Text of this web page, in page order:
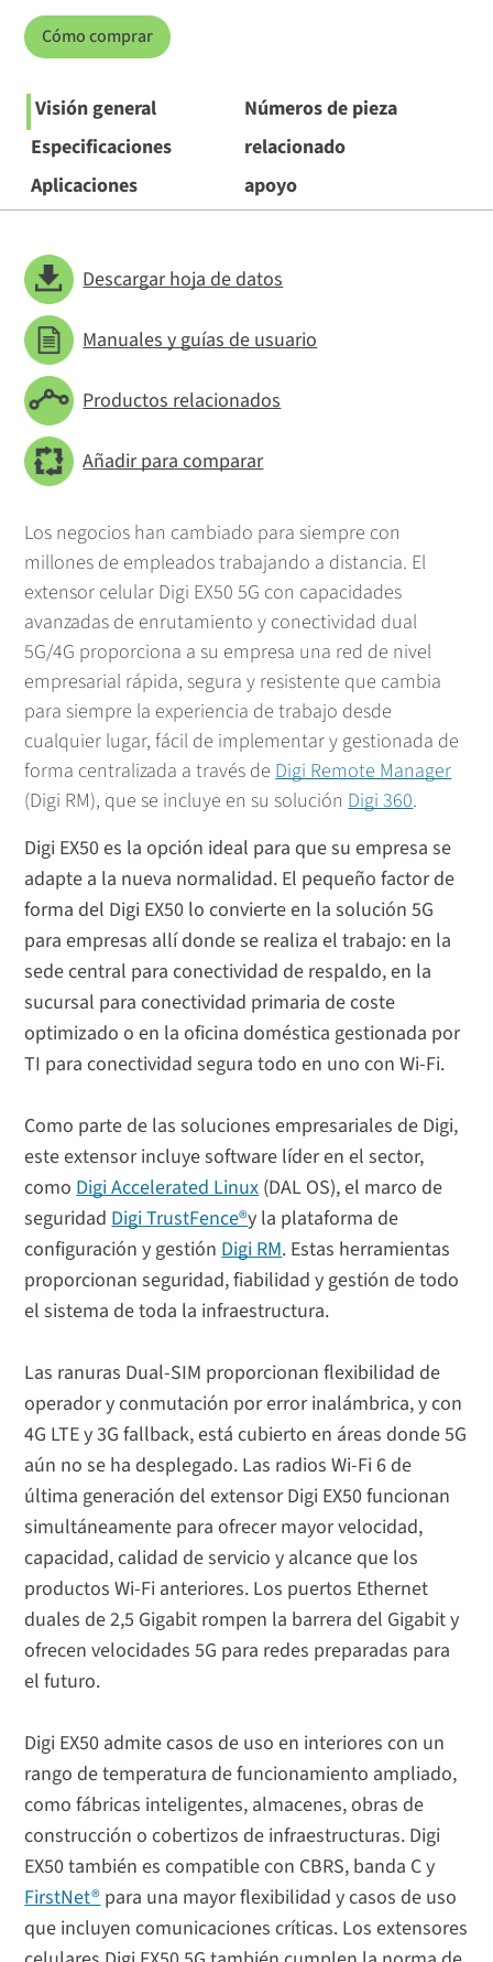
Cómo comprar
Visión general
Números de pieza
Especificaciones
relacionado
Aplicaciones
apoyo
Los negocios han cambiado para siempre con
millones de empleados trabajando a distancia. El
extensor celular Digi EX50 5G con capacidades
avanzadas de enrutamiento y conectividad dual
5G/4G proporciona a su empresa una red de nivel
empresarial rápida, segura y resistente que cambia
para siempre la experiencia de trabajo desde
cualquier lugar, fácil de implementar y gestionada de
forma centralizada a través deDigi Remote Manager
(Digi RM), que se incluye en su soluciónDigi 360.
Digi EX50 es la opción ideal para que su empresa se
adapte a la nueva normalidad. El pequeño factor de
forma del Digi EX50 lo convierte en la solución 5G
para empresas allí donde se realiza el trabajo: en la
sede central para conectividad de respaldo, en la
sucursal para conectividad primaria de coste
optimizado o en la oficina doméstica gestionada por
TI para conectividad segura todo en uno con Wi-Fi.
Como parte de las soluciones empresariales de Digi,
este extensor incluye software líder en el sector,
comoDigi Accelerated Linux(DAL OS), el marco de
seguridadDigi TrustFence®y la plataforma de
configuración y gestiónDigi RM. Estas herramientas
proporcionan seguridad, fiabilidad y gestión de todo
el sistema de toda la infraestructura.
Las ranuras Dual-SIM proporcionan flexibilidad de
operador y conmutación por error inalámbrica, y con
4G LTE y 3G fallback, está cubierto en áreas donde 5G
aún no se ha desplegado. Las radios Wi-Fi 6 de
última generación del extensor Digi EX50 funcionan
simultáneamente para ofrecer mayor velocidad,
capacidad, calidad de servicio y alcance que los
productos Wi-Fi anteriores. Los puertos Ethernet
duales de 2,5 Gigabit rompen la barrera del Gigabit y
ofrecen velocidades 5G para redes preparadas para
el futuro.
Digi EX50 admite casos de uso en interiores con un
rango de temperatura de funcionamiento ampliado,
como fábricas inteligentes, almacenes, obras de
construcción o cobertizos de infraestructuras. Digi
EX50 también es compatible con CBRS, banda C y
FirstNet®para una mayor flexibilidad y casos de uso
que incluyen comunicaciones críticas. Los extensores
Descargar hoja de datos
Manuales y guías de usuario
Productos relacionados
Añadir para comparar